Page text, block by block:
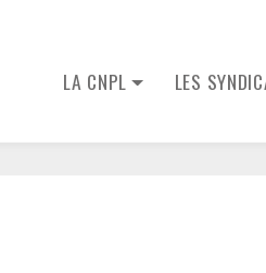
LA CNPL LES